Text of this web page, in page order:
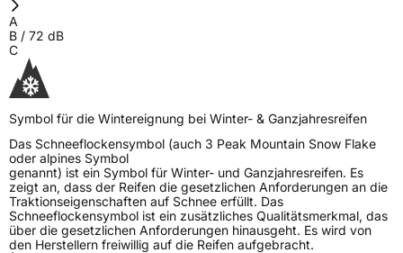
Allgemeine Produktsicherheit (GPSR)
A
B / 72 dB
C
Symbol für die Wintereignung bei Winter- & Ganzjahresreifen
Das Schneeflockensymbol (auch 3 Peak Mountain Snow Flake
oder alpines Symbol
genannt) ist ein Symbol für Winter- und Ganzjahresreifen. Es
zeigt an, dass der Reifen die gesetzlichen Anforderungen an die
Traktionseigenschaften auf Schnee erfüllt. Das
Schneeflockensymbol ist ein zusätzliches Qualitätsmerkmal, das
über die gesetzlichen Anforderungen hinausgeht. Es wird von
den Herstellern freiwillig auf die Reifen aufgebracht.